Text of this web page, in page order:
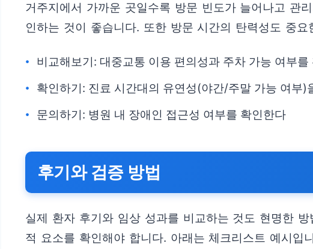
거주지에서 가까운 곳일수록 방문 빈도가 늘어나고 관
인하는 것이 좋습니다. 또한 방문 시간의 탄력성도 중요
비교해보기: 대중교통 이용 편의성과 주차 가능 여부를
확인하기: 진료 시간대의 유연성(야간/주말 가능 여부)
문의하기: 병원 내 장애인 접근성 여부를 확인한다
후기와 검증 방법
실제 환자 후기와 임상 성과를 비교하는 것도 현명한
적 요소를 확인해야 합니다. 아래는 체크리스트 예시입